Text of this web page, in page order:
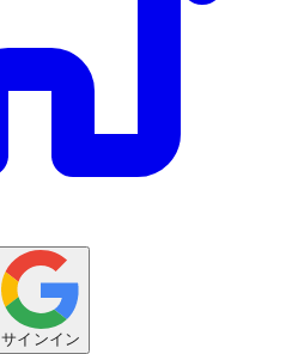
サインイン